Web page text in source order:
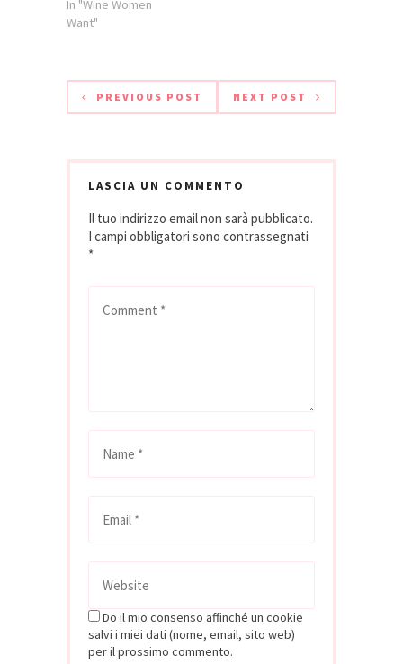
In "Wine Women
Want"
PREVIOUS POST NEXT POST
LASCIA UN COMMENTO
Il tuo indirizzo email non sarà pubblicato.
I campi obbligatori sono contrassegnati
*
Do il mio consenso affinché un cookie
salvi i miei dati (nome, email, sito web)
per il prossimo commento.